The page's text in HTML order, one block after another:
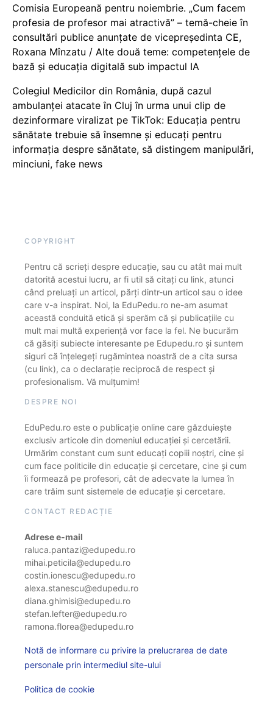
Comisia Europeană pentru noiembrie. „Cum facem
profesia de profesor mai atractivă” – temă-cheie în
consultări publice anunțate de vicepreședinta CE,
Roxana Mînzatu / Alte două teme: competențele de
bază și educația digitală sub impactul IA
Colegiul Medicilor din România, după cazul
ambulanței atacate în Cluj în urma unui clip de
dezinformare viralizat pe TikTok: Educația pentru
sănătate trebuie să însemne și educați pentru
informația despre sănătate, să distingem manipulări,
minciuni, fake news
COPYRIGHT
Pentru că scrieți despre educație, sau cu atât mai mult
datorită acestui lucru, ar fi util să citați cu link, atunci
când preluați un articol, părți dintr-un articol sau o idee
care v-a inspirat. Noi, la EduPedu.ro ne-am asumat
această conduită etică și sperăm că și publicațiile cu
mult mai multă experiență vor face la fel. Ne bucurăm
că găsiți subiecte interesante pe Edupedu.ro și suntem
siguri că înțelegeți rugămintea noastră de a cita sursa
(cu link), ca o declarație reciprocă de respect și
profesionalism. Vă mulțumim!
DESPRE NOI
EduPedu.ro este o publicație online care găzduiește
exclusiv articole din domeniul educației și cercetării.
Urmărim constant cum sunt educați copiii noștri, cine și
cum face politicile din educație și cercetare, cine și cum
îi formează pe profesori, cât de adecvate la lumea în
care trăim sunt sistemele de educație și cercetare.
CONTACT REDACȚIE
Adrese e-mail
raluca.pantazi@edupedu.ro
mihai.peticila@edupedu.ro
costin.ionescu@edupedu.ro
alexa.stanescu@edupedu.ro
diana.ghimisi@edupedu.ro
stefan.lefter@edupedu.ro
ramona.florea@edupedu.ro
Notă de informare cu privire la prelucrarea de date
personale prin intermediul site-ului
Politica de cookie